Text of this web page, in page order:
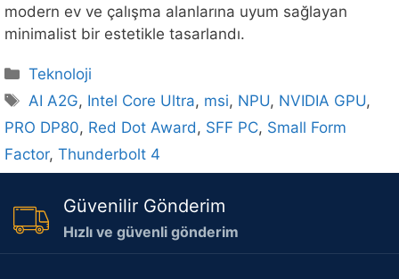
modern ev ve çalışma alanlarına uyum sağlayan
minimalist bir estetikle tasarlandı.
Kategoriler
Teknoloji
Etiketler
AI A2G, Intel Core Ultra, msi, NPU, NVIDIA GPU,
PRO DP80, Red Dot Award, SFF PC, Small Form
Factor, Thunderbolt 4
Güvenilir Gönderim
Hızlı ve güvenli gönderim